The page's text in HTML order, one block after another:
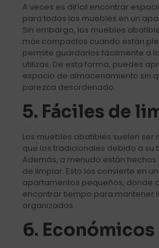
A veces es difícil encontrar
para todos los muebles en un
Sin embargo, los muebles
más compactos cuando están
permite guardarlos fácilmente a
utilizas. De esta forma, puedes
espacio de almacenamiento sin
parezca desordenado.
5. Fáciles de
Los muebles abatibles suelen ser
que los tradicionales debido a su
Además, a menudo están
de limpiar. Esto los convierte en
apartamentos pequeños, donde
encontrar tiempo para mantener
organizados.
6. Económicos